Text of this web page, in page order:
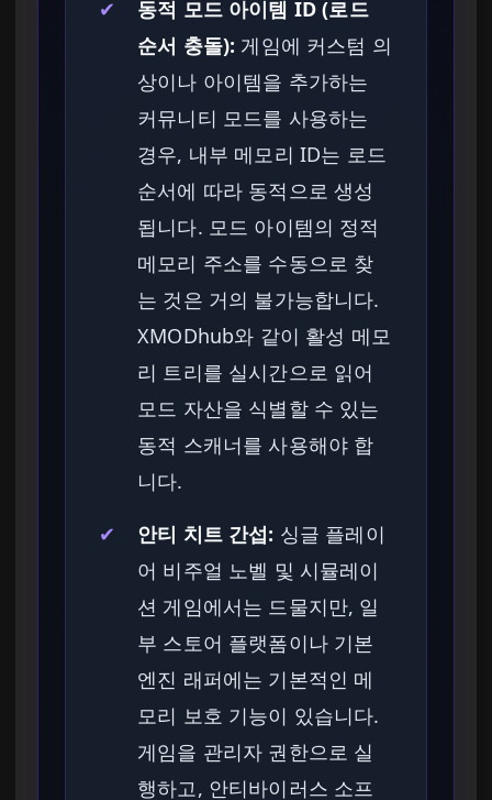
✔
동적 모드 아이템 ID (로드
순서 충돌): 게임에 커스텀 의
상이나 아이템을 추가하는
커뮤니티 모드를 사용하는
경우, 내부 메모리 ID는 로드
순서에 따라 동적으로 생성
됩니다. 모드 아이템의 정적
메모리 주소를 수동으로 찾
는 것은 거의 불가능합니다.
XMODhub와 같이 활성 메모
리 트리를 실시간으로 읽어
모드 자산을 식별할 수 있는
동적 스캐너를 사용해야 합
니다.
✔
안티 치트 간섭: 싱글 플레이
어 비주얼 노벨 및 시뮬레이
션 게임에서는 드물지만, 일
부 스토어 플랫폼이나 기본
엔진 래퍼에는 기본적인 메
모리 보호 기능이 있습니다.
게임을 관리자 권한으로 실
행하고, 안티바이러스 소프